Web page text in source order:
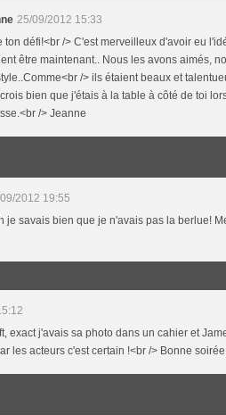
25/09/2012 15:33
ton défi!<br /> C'est merveilleux d'avoir eu
être maintenant.. Nous les avons aimés,
/> ils étaient beaux et
bien que j'étais à la table à côté de toi
/> Jeanne
2012 19:55
je savais bien que je n'avais pas la berlue!
exact j'avais sa photo dans un cahier et
les acteurs c'est certain !<br /> Bonne